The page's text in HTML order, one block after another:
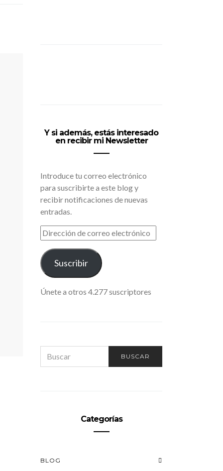
Y si además, estás interesado
en recibir mi Newsletter
Introduce tu correo electrónico
para suscribirte a este blog y
recibir notificaciones de nuevas
entradas.
DIRECCIÓN
DE
CORREO
ELECTRÓNICO
Suscribir
Únete a otros 4.277 suscriptores
FOR:
BUSCAR
Categorías
BLOG